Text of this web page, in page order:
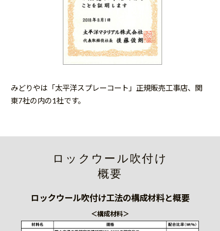
みどりやは「太平洋スプレーコート」正規販売工事店、関
東7社の内の1社です。
ロックウール吹付け
概要
ロックウール吹付け工法の構成材料と概要
＜構成材料＞